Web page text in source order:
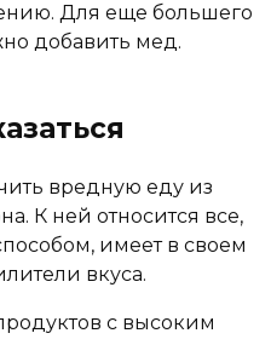
Для еще большего
добавить мед.
вредную еду из
К ней относится все,
имеет в своем
вкуса.
с высоким